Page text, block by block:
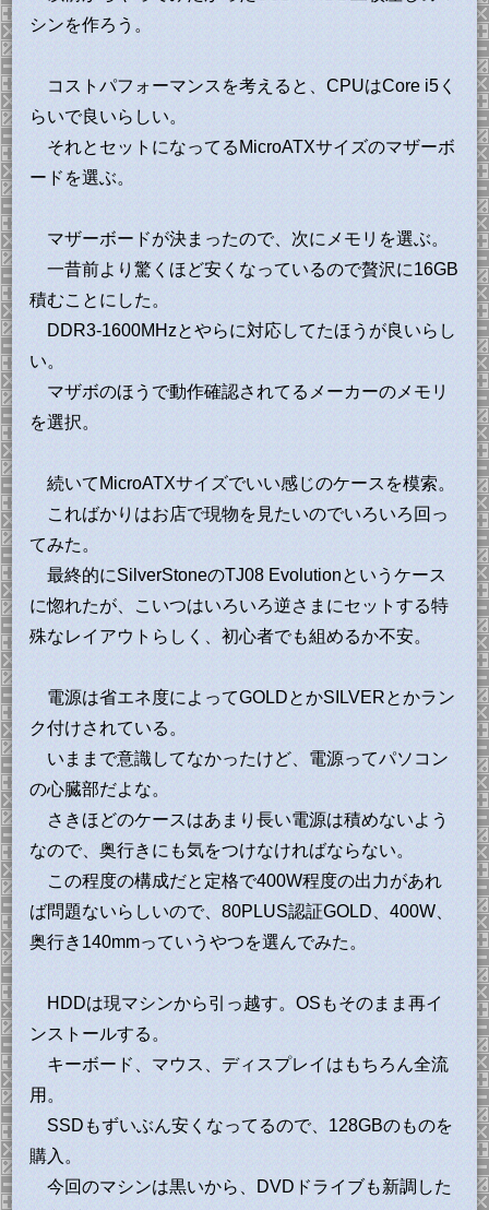
シンを作ろう。
コストパフォーマンスを考えると、CPUはCore i5く
らいで良いらしい。
それとセットになってるMicroATXサイズのマザーボ
ードを選ぶ。
マザーボードが決まったので、次にメモリを選ぶ。
一昔前より驚くほど安くなっているので贅沢に16GB
積むことにした。
DDR3-1600MHzとやらに対応してたほうが良いらし
い。
マザボのほうで動作確認されてるメーカーのメモリ
を選択。
続いてMicroATXサイズでいい感じのケースを模索。
こればかりはお店で現物を見たいのでいろいろ回っ
てみた。
最終的にSilverStoneのTJ08 Evolutionというケース
に惚れたが、こいつはいろいろ逆さまにセットする特
殊なレイアウトらしく、初心者でも組めるか不安。
電源は省エネ度によってGOLDとかSILVERとかラン
ク付けされている。
いままで意識してなかったけど、電源ってパソコン
の心臓部だよな。
さきほどのケースはあまり長い電源は積めないよう
なので、奥行きにも気をつけなければならない。
この程度の構成だと定格で400W程度の出力があれ
ば問題ないらしいので、80PLUS認証GOLD、400W、
奥行き140mmっていうやつを選んでみた。
HDDは現マシンから引っ越す。OSもそのまま再イ
ンストールする。
キーボード、マウス、ディスプレイはもちろん全流
用。
SSDもずいぶん安くなってるので、128GBのものを
購入。
今回のマシンは黒いから、DVDドライブも新調した